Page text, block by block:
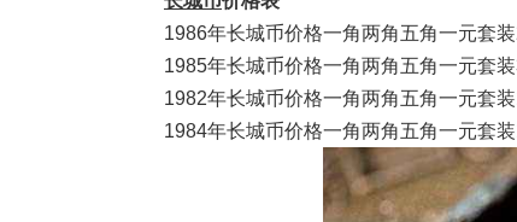
1986年长城币价格一角两角五角一元套装
1985年长城币价格一角两角五角一元套装
1982年长城币价格一角两角五角一元套装
1984年长城币价格一角两角五角一元套装